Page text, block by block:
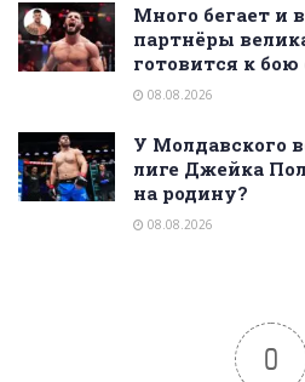
Много бегает и
партнёры
готовится к бою
08.08.2026
У Молдавского
лиге Джейка
на родину?
08.08.2026
0